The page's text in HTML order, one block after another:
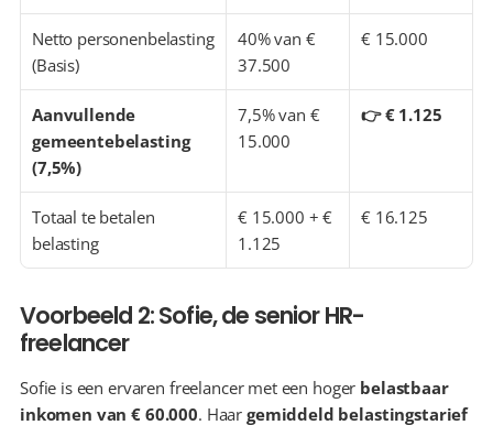
Netto personenbelasting
(Basis)
40% van €
37.500
€ 15.000
Aanvullende
gemeentebelasting
(7,5%)
7,5% van €
15.000
👉 € 1.125
Totaal te betalen
belasting
€ 15.000 + €
1.125
€ 16.125
Voorbeeld 2: Sofie, de senior HR-
freelancer
Sofie is een ervaren freelancer met een hoger belastbaar
inkomen van € 60.000. Haar gemiddeld belastingstarief